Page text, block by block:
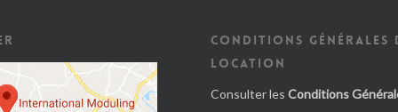
CONDITIONS GÉNÉRALES
LOCATION
Consulter les Conditions